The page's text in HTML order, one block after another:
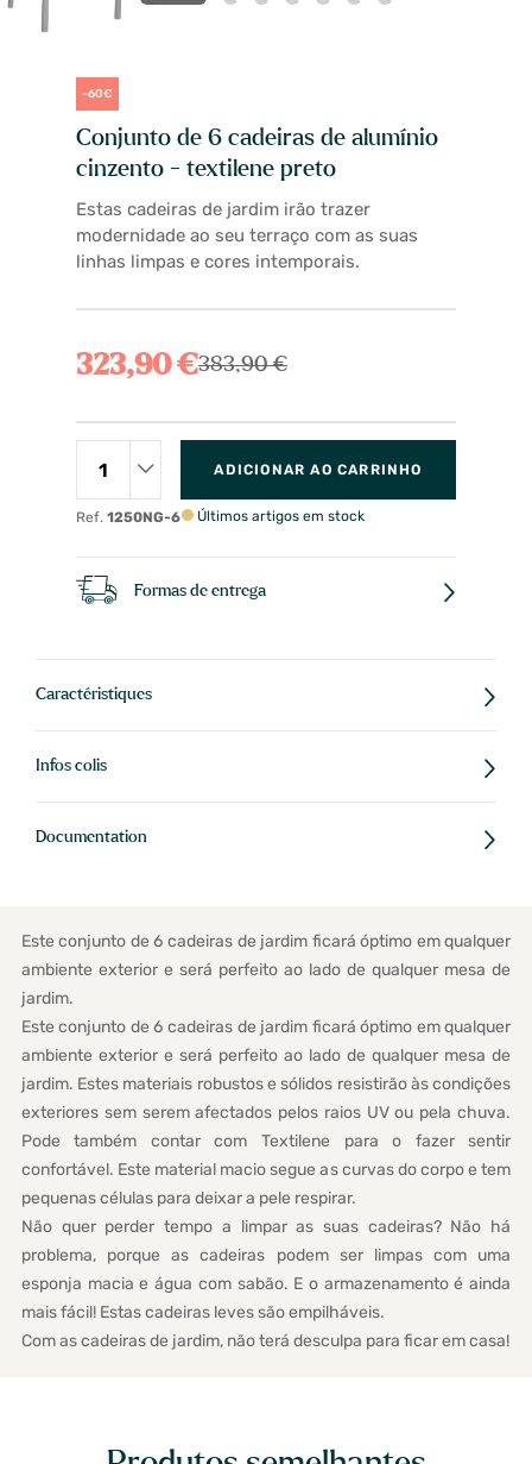
-60€
Conjunto de 6 cadeiras de alumínio
cinzento - textilene preto
Estas cadeiras de jardim irão trazer
modernidade ao seu terraço com as suas
linhas limpas e cores intemporais.
323,90 €383,90 €
Ref. 1250NG-6
ADICIONAR AO CARRINHO
Últimos artigos em stock
Formas de entrega
Caractéristiques
Infos colis
Documentation
Este conjunto de 6 cadeiras de jardim ficará óptimo em qualquer
ambiente exterior e será perfeito ao lado de qualquer mesa de
jardim.
Este conjunto de 6 cadeiras de jardim ficará óptimo em qualquer
ambiente exterior e será perfeito ao lado de qualquer mesa de
jardim. Estes materiais robustos e sólidos resistirão às condições
exteriores sem serem afectados pelos raios UV ou pela chuva.
Pode também contar com Textilene para o fazer sentir
confortável. Este material macio segue as curvas do corpo e tem
pequenas células para deixar a pele respirar.
Não quer perder tempo a limpar as suas cadeiras? Não há
problema, porque as cadeiras podem ser limpas com uma
esponja macia e água com sabão. E o armazenamento é ainda
mais fácil! Estas cadeiras leves são empilháveis.
Com as cadeiras de jardim, não terá desculpa para ficar em casa!